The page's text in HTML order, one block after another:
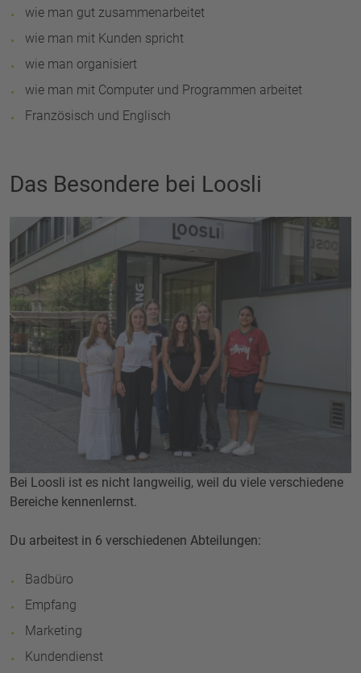
wie man gut zusammenarbeitet
wie man mit Kunden spricht
wie man organisiert
wie man mit Computer und Programmen arbeitet
Französisch und Englisch
Das Besondere bei Loosli
Bei Loosli ist es nicht langweilig, weil du viele verschiedene
Bereiche kennenlernst.
Du arbeitest in 6 verschiedenen Abteilungen:
Badbüro
Empfang
Marketing
Kundendienst